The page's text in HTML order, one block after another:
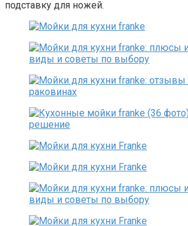
подставку для ножей.